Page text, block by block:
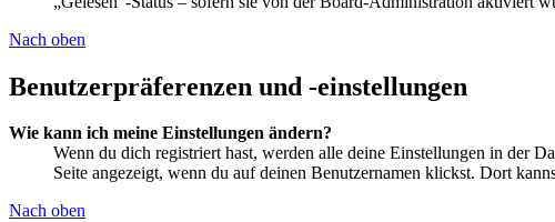
Nach oben
Benutzerpräferenzen und -einstellungen
Wie kann ich meine Einstellungen ändern?
Wenn du dich registriert hast, werden alle deine Einstellungen in der
Seite angezeigt, wenn du auf deinen Benutzernamen klickst. Dort
Nach oben